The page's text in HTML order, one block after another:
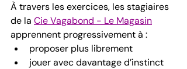
À travers les exercices, les stagiaires
de la Cie Vagabond - Le Magasin
apprennent progressivement à :
proposer plus librement
jouer avec davantage d’instinct